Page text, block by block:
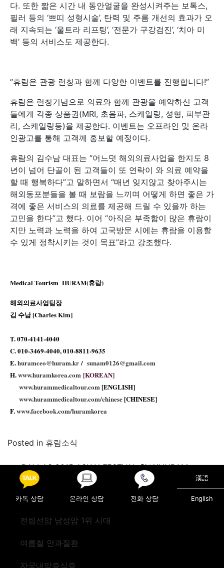
다. 또한 짧은 시간 내 동안얼굴을 완성시켜주는 보톡스,
필러 등의 ‘쁘띠 성형시술’, 탄력 및 주름 개선의 효과가 오
래 지속되는 ‘울트라 리프팅’, ‘전문가 구강검진’, ‘치아 미
백’ 등의 서비스도 제공한다.
“휴람은 관광 런칭과 함께 다양한 이벤트를 진행합니다!”
휴람은 런칭기념으로 의료와 함께 관광을 예약하신 고객
들에게 각종 상품권(MRI, 초음파, 스케일링, 성형, 피부관
리, 스케일링등)을 제공한다. 이벤트는 오프라인 및 온라
인광고를 통해 고객께 홍보할 예정이다.
휴람의 김수남 대표는 “어느덧 해외의료사업을 한지도 8
년이 넘어 단골이 된 고객들이 또 연락이 와 의료 예약을
할 때 행복하다”고 말하면서 “매년 잊지않고 찾아주시는
해외동포분들을 볼 때 보람을 느끼며 어떻게 하면 좋은 가
격에 좋은 서비스의 의료를 제공해 드릴 수 있을까 하는
고민을 한다”고 했다. 이어 “아직은 부족함이 많은 휴람이
지만 노력과 노력을 하여 고국방문 시에는 휴람을 이용할
수 있게 정착시키는 것이 목표”라고 강조했다.
Medical Tourism HURAM(휴람)
해외의료사업팀장
김 수남 [Charles Kim]
T. 070-4141-4040
C. 010-3469-4040, 010-8811-9635
E.huramceo@huram.kr/ sunam0126@gmail.com
H.www.huramkorea.com [KOREAN]
www.hurammedicaltour.com[ENGLISH]
www.hurammedicaltour.com/chinese[CHINESE]
F.www.facebook.com/huramkorea
Posted in 휴람소식
Post navigation
DALLAS 2015 ASIAN FESTVAL 참석(HURAM
NETWORK)
휴람-한진관광 신한국기행 5월 상품 리스트
카톡 상담 온라인 상담 전화 상담
漢語
English
전립선암 남성암 1위 시대
여름철 안과질환
자궁내막증식증